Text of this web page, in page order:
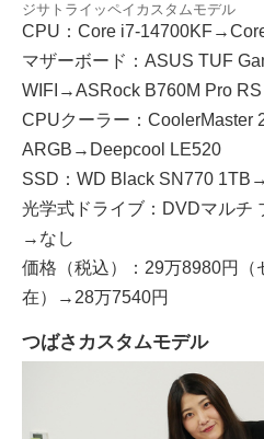
ジサトライッペイカスタムモデル
CPU：Core i7-
マザーボード：ASUS TUF
WIFI→ASRock B760M Pro RS
CPUクーラー：CoolerMaster
ARGB→Deepcool LE520
SSD：WD Black SN770
光学式ドライブ：DVDマルチ
→なし
価格（税込）：29万8980円（
在）→28万7540円
つばさカスタムモデル